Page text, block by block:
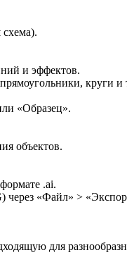
схема).
и эффектов.
круги и
«Образец».
объектов.
.ai.
через «Файл» >
для